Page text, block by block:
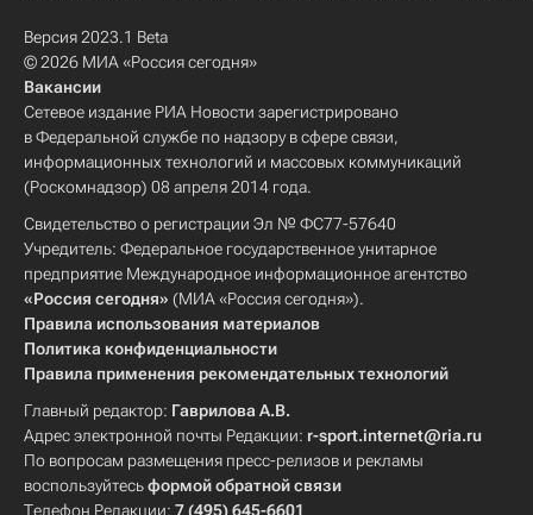
Версия 2023.1 Beta
© 2026 МИА «Россия сегодня»
Вакансии
Сетевое издание РИА Новости зарегистрировано
в Федеральной службе по надзору в сфере связи,
информационных технологий и массовых коммуникаций
(Роскомнадзор) 08 апреля 2014 года.
Свидетельство о регистрации Эл № ФС77-57640
Учредитель: Федеральное государственное унитарное
предприятие Международное информационное агентство
«Россия сегодня» (МИА «Россия сегодня»).
Правила использования материалов
Политика конфиденциальности
Правила применения рекомендательных технологий
Главный редактор: Гаврилова А.В.
Адрес электронной почты Редакции: r-sport.internet@ria.ru
По вопросам размещения пресс-релизов и рекламы
воспользуйтесьформой обратной связи
Телефон Редакции: 7 (495) 645-6601